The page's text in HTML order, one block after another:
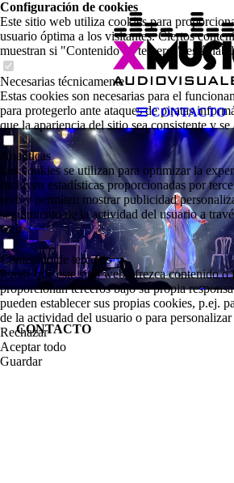
CONTACTO
CONTACTO
Configuración de cookies
Este sitio web utiliza cookies para
usuario óptima a los visitantes. Ciertos
muestran si "Contenido de terceros" está
Necesarias técnicamente
Estas cookies son necesarias para el
para protegerlo ante ataques de piratas
que la apariencia del sitio sea consistente y se
Analíticas
Las cookies se utilizan para optimizar la
Incluyen estadísticas proporcionadas por
web y permiten mostrar publicidad
seguimiento de la actividad del usuario a
web.
Contenido de terceros
Puede que este sitio web ofrezca contenido o
proporcionan terceros bajo su propia
pueden establecer sus propias cookies, p.ej.
de la actividad del usuario o para
Rechazar
Aceptar todo
Guardar